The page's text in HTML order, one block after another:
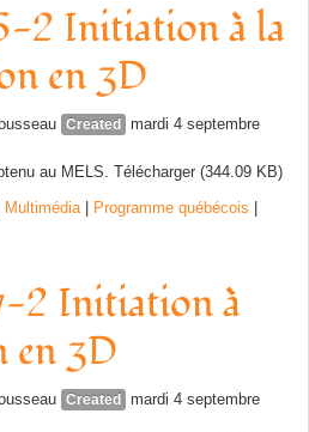
2 Initiation à la
en 3D
Created
mardi 4 septembre
au MELS. Télécharger (344.09 KB)
Multimédia| Programme québécois
2 Initiation à
en 3D
Created
mardi 4 septembre